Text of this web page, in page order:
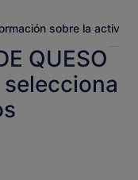
sobre la
QUESO
selecciona